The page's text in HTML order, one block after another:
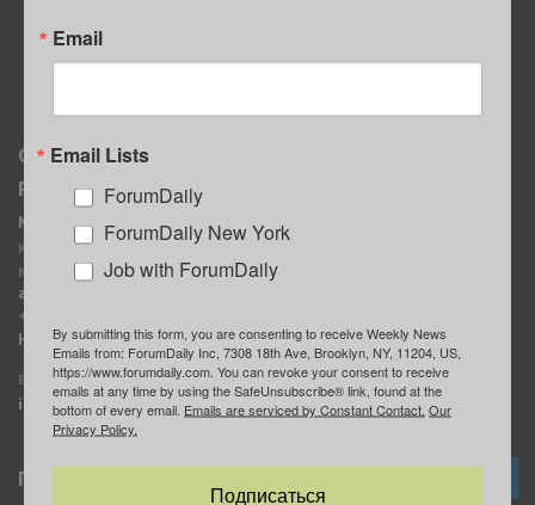
О нас
Реклама
MediaKit
Контактное лицо:
Марина Баранчук
ad@forumdaily.com
+1 347-604-1261
Наши рекламодатели
E-mail редакции:
info@forumdaily.com
Группа “ИЩУ СОВЕТА”
ForumDaily
Подписка
Email
Email Lists
ForumDaily
ForumDaily New York
Job with ForumDaily
By submitting this form, you are consenting to receive Weekly News
Emails from: ForumDaily Inc, 7308 18th Ave, Brooklyn, NY, 11204, US,
https://www.forumdaily.com. You can revoke your consent to receive
emails at any time by using the SafeUnsubscribe® link, found at the
bottom of every email. Emails are serviced by Constant Contact. Our
Privacy Policy.
Подписаться